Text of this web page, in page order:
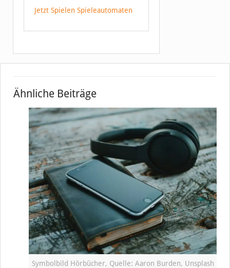
Jetzt Spielen Spieleautomaten
Ähnliche Beiträge
Symbolbild Hörbücher, Quelle: Aaron Burden, Unsplash